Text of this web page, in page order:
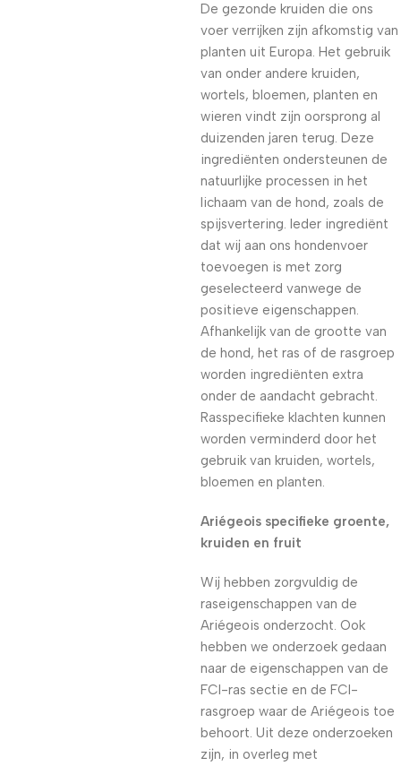
De gezonde kruiden die ons
voer verrijken zijn afkomstig van
planten uit Europa. Het gebruik
van onder andere kruiden,
wortels, bloemen, planten en
wieren vindt zijn oorsprong al
duizenden jaren terug. Deze
ingrediënten ondersteunen de
natuurlijke processen in het
lichaam van de hond, zoals de
spijsvertering. Ieder ingrediënt
dat wij aan ons hondenvoer
toevoegen is met zorg
geselecteerd vanwege de
positieve eigenschappen.
Afhankelijk van de grootte van
de hond, het ras of de rasgroep
worden ingrediënten extra
onder de aandacht gebracht.
Rasspecifieke klachten kunnen
worden verminderd door het
gebruik van kruiden, wortels,
bloemen en planten.
Ariégeois specifieke groente,
kruiden en fruit
Wij hebben zorgvuldig de
raseigenschappen van de
Ariégeois onderzocht. Ook
hebben we onderzoek gedaan
naar de eigenschappen van de
FCI-ras sectie en de FCI-
rasgroep waar de Ariégeois toe
behoort. Uit deze onderzoeken
zijn, in overleg met